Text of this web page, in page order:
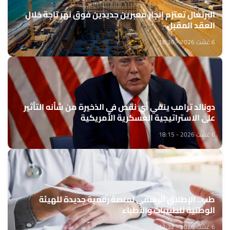
البرتغال تعتزم إنجاز معبرين جديدين فوق نهر تاجة خلال
العقد المقبل
6 غشت 2026 - 18:36
دونالد ترامب ينفي أي نقص في الذخيرة من شأنه التأثير
على الاستراتيجية العسكرية الأمريكية
6 غشت 2026 - 18:15
طب.. الإطلاق الرسمي لمنصة رقمية جديدة للهيئة
الوطنية للطبيبات والأطباء
6 غشت 2026 - 17:32